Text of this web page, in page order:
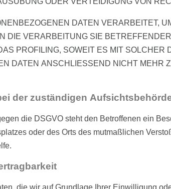
DATEN VERARBEITET,
DIE VERARBEITUNG SIE
PROFILING, SOWEIT ES MIT
DATEN ANSCHLIESSEND NICHT MEHR
der zuständigen
die DSGVO steht den Betroffenen ein
oder des Orts des mutmaßlichen